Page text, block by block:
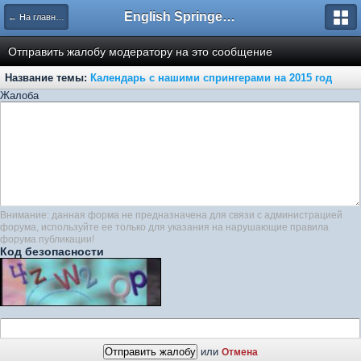
← На главную English Springer Spaniel Club
Отправить жалобу модератору на это сообщение
Название темы: Календарь с нашими спрингерами на 2015 год
Жалоба
Внимание: данная форма не предназначена для связи с администрацией
форума, используйте ее только для указания на нарушающие правила
форума публикации!
Код безопасности
или Отмена